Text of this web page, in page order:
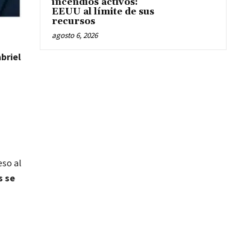
al
se
EEUU al límite de sus
recursos
agosto 6, 2026